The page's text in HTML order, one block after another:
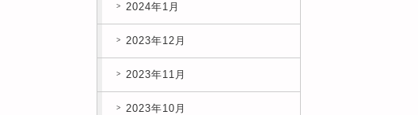
2024年1月
2023年12月
2023年11月
2023年10月